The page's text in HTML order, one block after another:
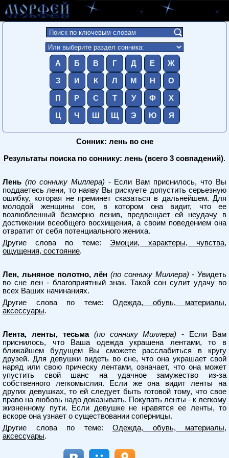
А Б В Г Д Е Ж
З И К Л М Н О
П Р С Т У Ф Х
Ц Ч Ш Щ Э Ю Я
Сонник: лень во сне
Результаты поиска по соннику: лень (всего 3 совпадений).
Лень (по соннику Миллера) - Если Вам приснилось, что Вы
поддаетесь лени, то наяву Вы рискуете допустить серьезную
ошибку, которая не преминет сказаться в дальнейшем. Для
молодой женщины сон, в котором она видит, что ее
возлюбленный безмерно ленив, предвещает ей неудачу в
достижении всеобщего восхищения, а своим поведением она
отвратит от себя потенциального жениха.
Другие слова по теме: Эмоции, характеры, чувства,
ощущения, состояние.
Лен, льняное полотно, лён (по соннику Миллера) - Увидеть
во сне лен - благоприятный знак. Такой сон сулит удачу во
всех Ваших начинаниях.
Другие слова по теме: Одежда, обувь, материалы,
аксессуары.
Лента, ленты, тесьма (по соннику Миллера) - Если Вам
приснилось, что Ваша одежда украшена лентами, то в
ближайшем будущем Вы сможете расслабиться в кругу
друзей. Для девушки видеть во сне, что она украшает свой
наряд или свою прическу лентами, означает, что она может
упустить свой шанс на удачное замужество из-за
собственного легкомыслия. Если же она видит ленты на
других девушках, то ей следует быть готовой тому, что свое
право на любовь надо доказывать. Покупать ленты - к легкому
жизненному пути. Если девушке не нравятся ее ленты, то
вскоре она узнает о существовании соперницы.
Другие слова по теме: Одежда, обувь, материалы,
аксессуары.